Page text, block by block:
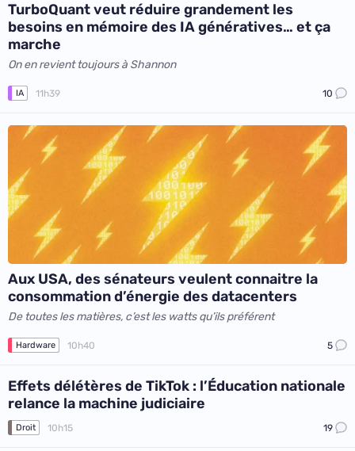
TurboQuant veut réduire grandement les
besoins en mémoire des IA génératives… et ça
marche
On en revient toujours à Shannon
IA 11h39 10
Aux USA, des sénateurs veulent connaitre la
consommation d’énergie des datacenters
De toutes les matières, c’est les watts qu’ils préférent
Hardware 10h40 5
Effets délétères de TikTok : l’Éducation nationale
relance la machine judiciaire
Droit 10h15 19